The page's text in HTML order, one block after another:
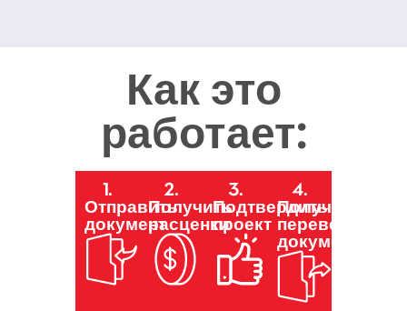
Как это
работает:
1.
Отправить
документ
2.
Получить
расценки
3.
Подтвердить
проект
4.
Получение
переведенных
документов